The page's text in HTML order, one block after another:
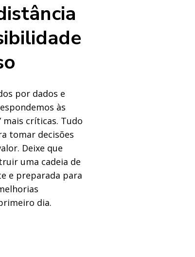
por dados e
às
mais críticas. Tudo
tomar decisões
Deixe que
uma cadeia de
e preparada para
dia.